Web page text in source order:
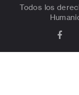
Todos los